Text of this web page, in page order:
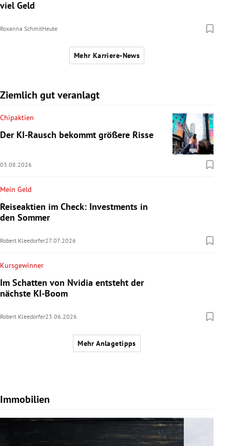
viel Geld
Roxanna SchmitHeute
Mehr Karriere-News
Ziemlich gut veranlagt
Chipaktien
Der KI-Rausch bekommt größere Risse
03.08.2026
Mein Geld
Reiseaktien im Check: Investments in
den Sommer
Robert Kleedorfer27.07.2026
Kursgewinner
Im Schatten von Nvidia entsteht der
nächste KI-Boom
Robert Kleedorfer23.06.2026
Mehr Anlagetipps
Immobilien
Slide 1 von 7